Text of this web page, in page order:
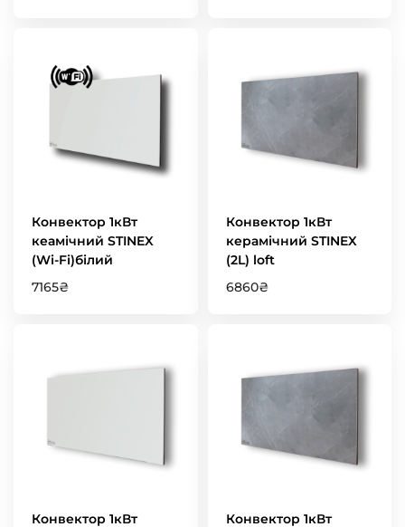
Конвектор 1кВт
кеамічний STINEX
(Wi-Fi)білий
7165₴
Конвектор 1кВт
керамічний STINEX
(2L) loft
6860₴
Конвектор 1кВт Конвектор 1кВт